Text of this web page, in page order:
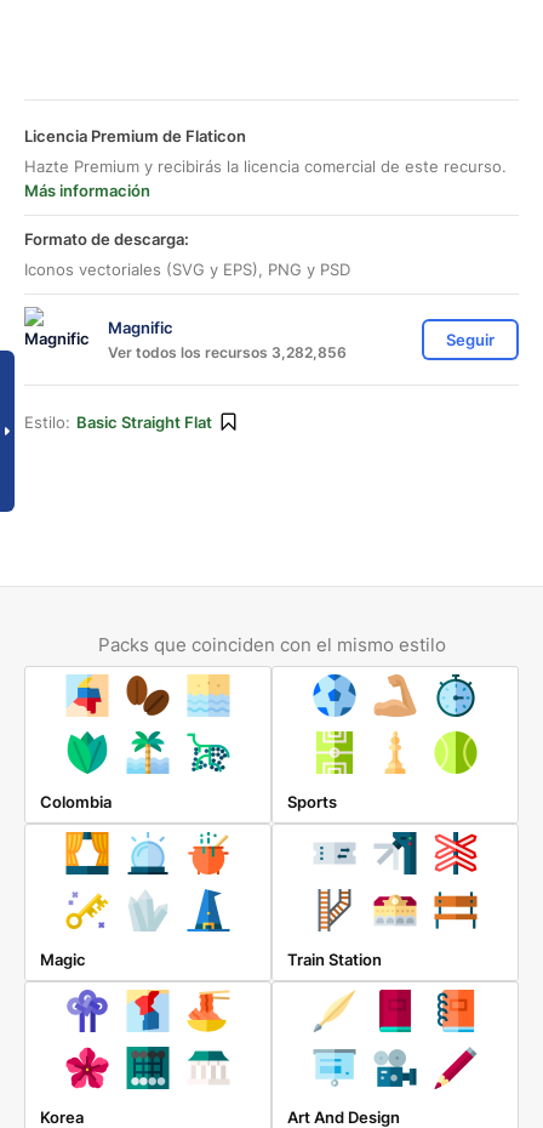
Licencia Premium de Flaticon
Hazte Premium y recibirás la licencia comercial de este recurso.
Más información
Formato de descarga:
Iconos vectoriales (SVG y EPS), PNG y PSD
Magnific
Ver todos los recursos 3,282,856
Seguir
Estilo: Basic Straight Flat
Packs que coinciden con el mismo estilo
Colombia Sports
Magic Train Station
Korea Art And Design